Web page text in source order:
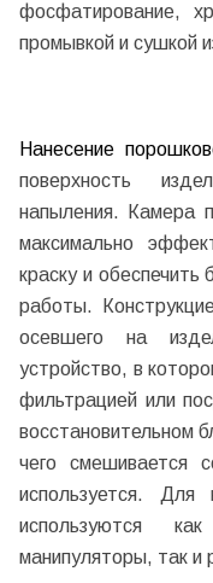
фосфатирование,
промывкой и сушкой
Нанесение
поверхность
напыления. Камера
максимально
краску и
работы.
осевшего на
устройство, в
фильтрацией или
восстановительном
чего смешивается
используется.
используются
манипуляторы, так и